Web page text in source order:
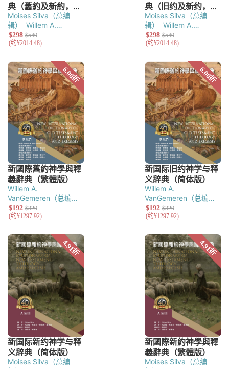
Moises Silva（总编
辑）
Willem A.
VanGemeren（总编
辑）
Moises Silva（总编
辑）
Willem A.
VanGemeren（总编
辑）
Willem A.
VanGemeren（总编
辑）
Willem A.
VanGemeren（总编
辑）
Moises Silva（总编
Moises Silva（总编